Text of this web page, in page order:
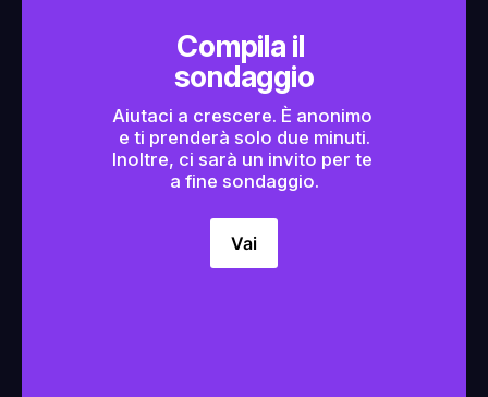
Compila il
sondaggio
Aiutaci a crescere. È anonimo
e ti prenderà solo due minuti.
Inoltre, ci sarà un invito per te
a fine sondaggio.
Vai